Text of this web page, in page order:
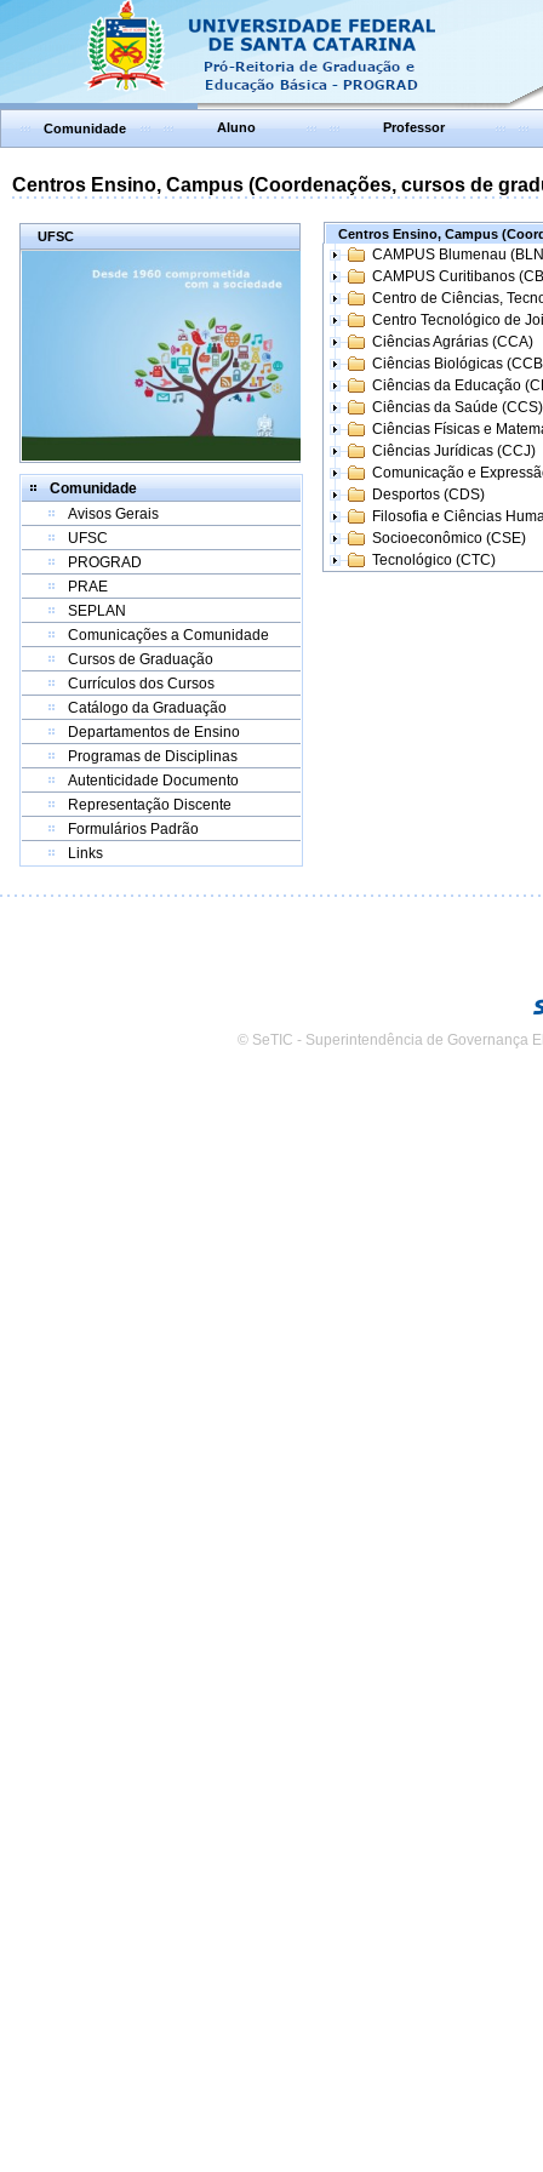
Comunidade Aluno Professor
Centros Ensino, Campus (Coordenações, cursos de
UFSC
Comunidade
Avisos Gerais
UFSC
PROGRAD
PRAE
SEPLAN
Comunicações a Comunidade
Cursos de Graduação
Currículos dos Cursos
Catálogo da Graduação
Departamentos de Ensino
Programas de Disciplinas
Autenticidade Documento
Representação Discente
Formulários Padrão
Links
Centros Ensino, Campus
CAMPUS Blumenau
CAMPUS Curitibanos
Centro de Ciências,
Centro Tecnológico de
Ciências Agrárias (CCA)
Ciências Biológicas
Ciências da Educação
Ciências da Saúde (CCS)
Ciências Físicas e
Ciências Jurídicas (CCJ)
Comunicação e
Desportos (CDS)
Filosofia e Ciências
Socioeconômico (CSE)
Tecnológico (CTC)
© SeTIC - Superintendência de Governança